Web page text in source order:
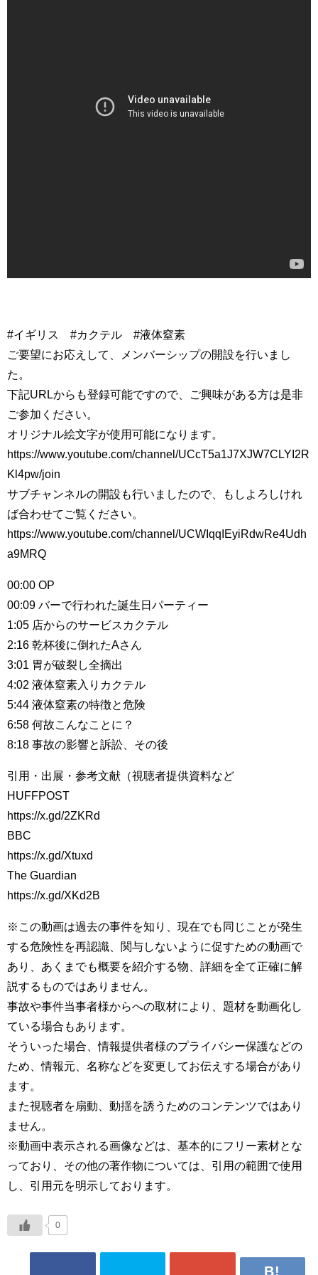
#イギリス #カクテル #液体窒素
ご要望にお応えして、メンバーシップの開設を行いまし
た。
下記URLからも登録可能ですので、ご興味がある方は是非
ご参加ください。
オリジナル絵文字が使用可能になります。
https://www.youtube.com/channel/UCcT5a1J7XJW7CLYI2R
Kl4pw/join
サブチャンネルの開設も行いましたので、もしよろしけれ
ば合わせてご覧ください。
https://www.youtube.com/channel/UCWIqqIEyiRdwRe4Udh
a9MRQ
00:00 OP
00:09 バーで行われた誕生日パーティー
1:05 店からのサービスカクテル
2:16 乾杯後に倒れたAさん
3:01 胃が破裂し全摘出
4:02 液体窒素入りカクテル
5:44 液体窒素の特徴と危険
6:58 何故こんなことに？
8:18 事故の影響と訴訟、その後
引用・出展・参考文献（視聴者提供資料など
HUFFPOST
https://x.gd/2ZKRd
BBC
https://x.gd/Xtuxd
The Guardian
https://x.gd/XKd2B
※この動画は過去の事件を知り、現在でも同じことが発生
する危険性を再認識、関与しないように促すための動画で
あり、あくまでも概要を紹介する物、詳細を全て正確に解
説するものではありません。
事故や事件当事者様からへの取材により、題材を動画化し
ている場合もあります。
そういった場合、情報提供者様のプライバシー保護などの
ため、情報元、名称などを変更してお伝えする場合があり
ます。
また視聴者を扇動、動揺を誘うためのコンテンツではあり
ません。
※動画中表示される画像などは、基本的にフリー素材とな
っており、その他の著作物については、引用の範囲で使用
し、引用元を明示しております。
0